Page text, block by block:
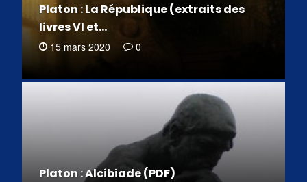
Platon : La République (extraits des
livres VI et…
15 mars 2020 0
Platon : Alcibiade (PDF)